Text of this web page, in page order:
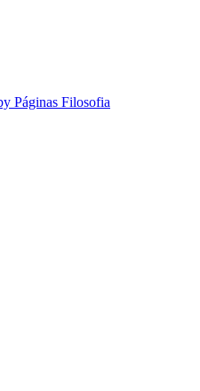
Páginas Filosofia